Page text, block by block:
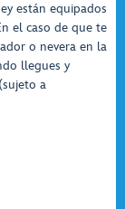
están equipados
el caso de que te
o nevera en la
llegues y
a